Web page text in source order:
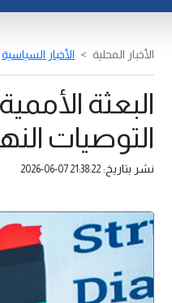
الأخبار المحلية الأخبار السياسية
البعثة
التوصيات
نشر بتاريخ: 2026-06-07 21:38:22